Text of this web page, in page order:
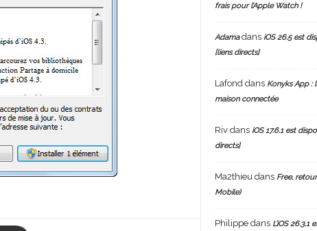
frais pour l’Apple Watch !
Adamadans iOS 26.5 est
[liens directs]
Lafond dans Konyks App :
maison connectée
Rivdans iOS 17.6.1 est
directs]
Ma2thieu dans Free,
Mobile)
Philippedans L’iOS 26.3.1